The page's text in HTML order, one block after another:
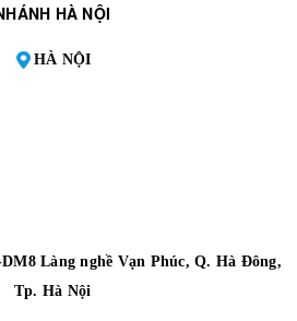
HÀ NỘI
HÀ NỘI
Làng nghề Vạn Phúc, Q. Hà Đông,
Tp. Hà Nội